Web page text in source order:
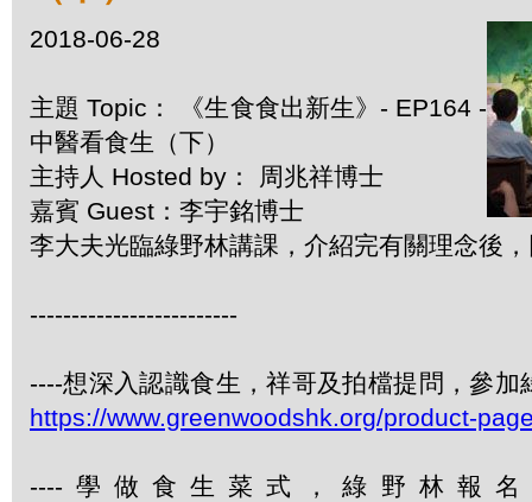
2018-06-28
主題 Topic： 《生食食出新生》- EP164 -
中醫看食生（下）
主持人 Hosted by： 周兆祥博士
嘉賓 Guest：李宇銘博士
李大夫光臨綠野林講課，介紹完有關理念後
-------------------------
----想深入認識食生，祥哥及拍檔提問，參加
https://www.greenwoodshk.org/product-
----學做食生菜式，綠野林報